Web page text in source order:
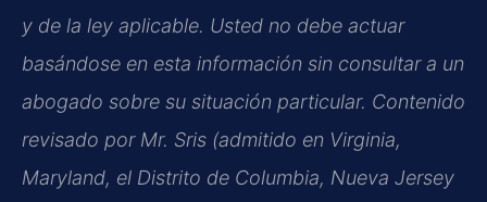
y de la ley aplicable. Usted no debe actuar
basándose en esta información sin consultar a un
abogado sobre su situación particular. Contenido
revisado por Mr. Sris (admitido en Virginia,
Maryland, el Distrito de Columbia, Nueva Jersey